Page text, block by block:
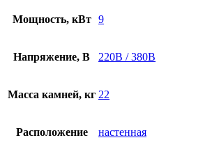
Мощность, кВт 9
Напряжение, В 220В / 380В
Масса камней, кг 22
Расположение настенная